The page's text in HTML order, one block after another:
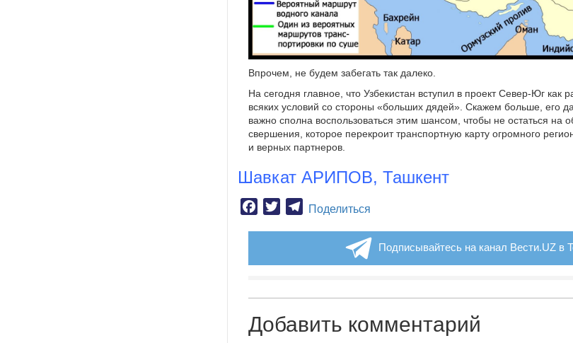
Впрочем, не будем забегать так далеко.
На сегодня главное, что Узбекистан вступил в проект Север-Юг как
всяких условий со стороны «больших дядей». Скажем больше, его
важно сполна воспользоваться этим шансом, чтобы не остаться на
свершения, которое перекроит транспортную карту огромного
и верных партнеров.
Шавкат АРИПОВ, Ташкент
Facebook
TwitterTelegram
Поделиться
Подписывайтесь на канал Вести.UZ в
Добавить комментарий